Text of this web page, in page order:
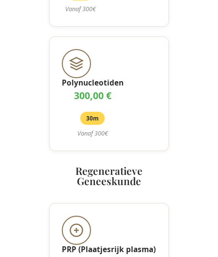
Vanaf 300€
Polynucleotiden
300,00 €
30m
Vanaf 300€
Regeneratieve
Geneeskunde
PRP (Plaatjesrijk plasma)